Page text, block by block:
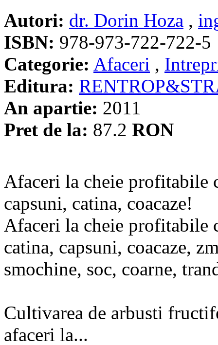
Autori: dr. Dorin Hoza ,
ISBN: 978-973-722-722-5
Categorie: Afaceri ,
Editura:
An apartie: 2011
Pret de la: 87.2 RON
Afaceri la cheie profitabile
capsuni, catina, coacaze!
Afaceri la cheie profitabile
catina, capsuni, coacaze,
smochine, soc, coarne,
Cultivarea de arbusti
afaceri la...